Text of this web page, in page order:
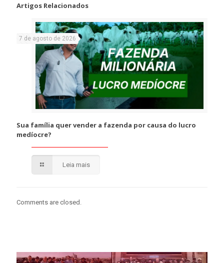
Artigos Relacionados
7 de agosto de 2026
Sua família quer vender a fazenda por causa do lucro
medíocre?
Leia mais
Comments are closed.